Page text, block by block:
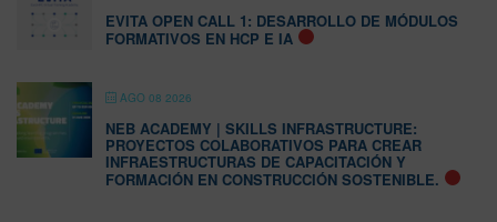
EVITA OPEN CALL 1: DESARROLLO DE MÓDULOS
FORMATIVOS EN HCP E IA
AGO 08 2026
NEB ACADEMY | SKILLS INFRASTRUCTURE:
PROYECTOS COLABORATIVOS PARA CREAR
INFRAESTRUCTURAS DE CAPACITACIÓN Y
FORMACIÓN EN CONSTRUCCIÓN SOSTENIBLE.